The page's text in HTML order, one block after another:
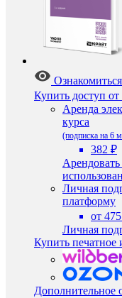
Ознакомиться
Купить доступ от
Аренда
курса
(подписка на 6
382 ₽
Личная
платформу
от
Личная
Купить печатное
Дополнительное